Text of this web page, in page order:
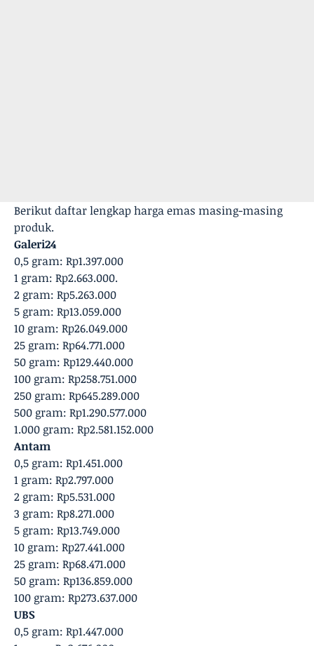
Berikut daftar lengkap harga emas masing-masing
produk.
Galeri24
0,5 gram: Rp1.397.000
1 gram: Rp2.663.000.
‎2 gram: Rp5.263.000
‎5 gram: Rp13.059.000
‎10 gram: Rp26.049.000
‎25 gram: Rp64.771.000
‎50 gram: Rp129.440.000
‎100 gram: Rp258.751.000
‎250 gram: Rp645.289.000
‎500 gram: Rp1.290.577.000
‎1.000 gram: Rp2.581.152.000
Antam
0,5 gram: Rp1.451.000
‎1 gram: Rp2.797.000
‎2 gram: Rp5.531.000
3 gram: Rp8.271.000
‎5 gram: Rp13.749.000
10 gram: Rp27.441.000
‎25 gram: Rp68.471.000
‎50 gram: Rp136.859.000
‎100 gram: Rp273.637.000
UBS
0,5 gram: Rp1.447.000